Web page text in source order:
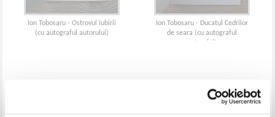
Ion Tobosaru - Ostrovul iubirii
(cu autograful autorului)
Ion Tobosaru - Ducatul Cedrilor
de seara (cu autograful
autorului)